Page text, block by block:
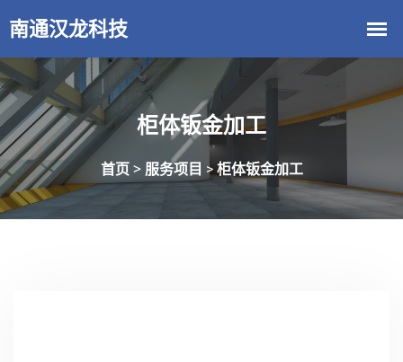
柜体钣金加工
首页 > 服务项目 > 柜体钣金加工